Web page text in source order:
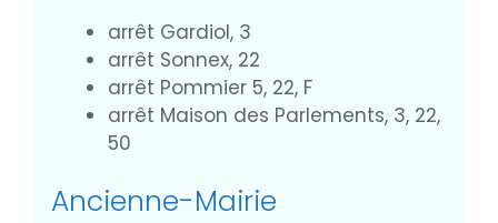
arrêt Gardiol, 3
arrêt Sonnex, 22
arrêt Pommier 5, 22, F
arrêt Maison des Parlements, 3, 22,
50
Ancienne-Mairie